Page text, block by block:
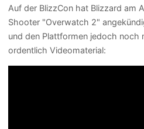
Auf der BlizzCon hat Blizzard am
Shooter "Overwatch 2"
und den Plattformen jedoch noch
ordentlich Videomaterial: